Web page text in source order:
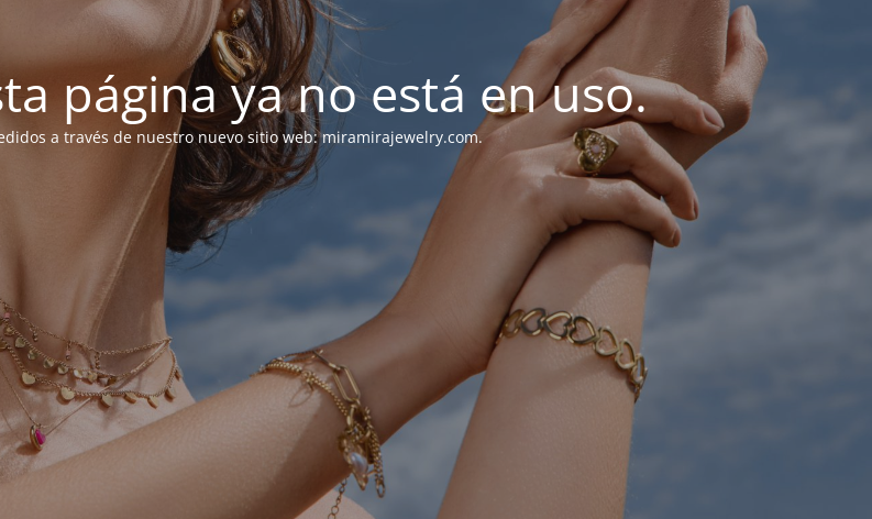
página ya no está en uso.
a través de nuestro nuevo sitio web: miramirajewelry.com.